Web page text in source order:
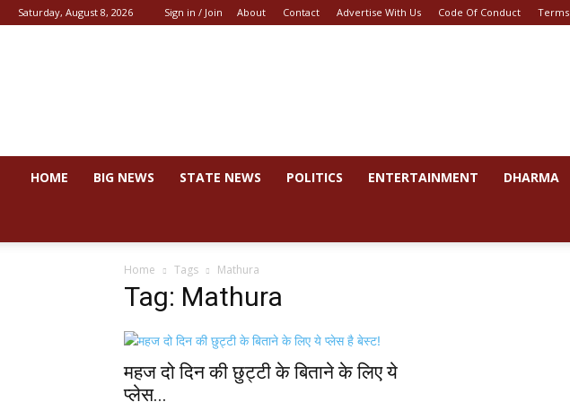
Saturday, August 8, 2026 Sign in / Join About Contact Advertise With Us Code Of Conduct Terms
HOME BIG NEWS STATE NEWS POLITICS ENTERTAINMENT DHARMA
Home Tags Mathura
Tag: Mathura
महज दो दिन की छुट्टी के बिताने के लिए ये
प्लेस...